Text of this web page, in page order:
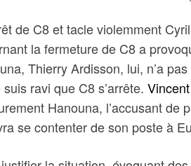
de C8 et tacle violemment
la fermeture de C8 a
Thierry Ardisson, lui, n’a
ravi que C8 s’arrête.
Hanouna, l’accusant
se contenter de son poste à